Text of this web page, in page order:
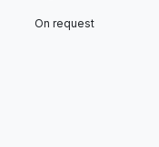
On request​